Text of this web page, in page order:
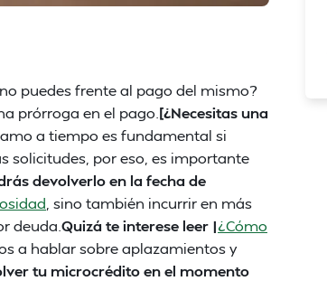
puedes frente al pago del mismo?
prórroga en el pago. [¿Necesitas una
a tiempo es fundamental si
solicitudes, por eso, es importante
devolverlo en la fecha de
, sino también incurrir en más
deuda. Quizá te interese leer |¿Cómo
a hablar sobre aplazamientos y
tu microcrédito en el momento